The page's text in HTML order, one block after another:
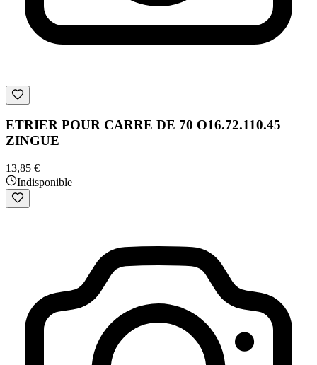
ETRIER POUR CARRE DE 70 O16.72.110.45
ZINGUE
13,85 €
Indisponible